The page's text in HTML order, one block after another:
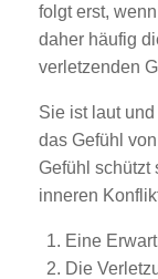
folgt erst,
daher häufig
verletzenden
Sie ist laut
das Gefühl
Gefühl schützt
inneren
Eine
Die